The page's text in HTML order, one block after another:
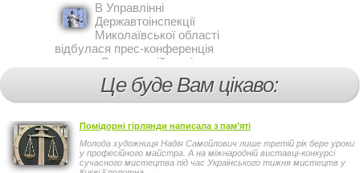
Кривий Ріг провели ...
В Управлінні
Державтоінспекції
Миколаївської області
відбулася прес-конференція
на тему Стан аварійності за
участю, з вини дітей і
пішоходів.Це буде Вам цікаво:
Помідорні гірлянди написала з пам’яті
Молода художниця Надія Самойлович лише третій рік бере уроки
у професійного майстра. А на міжнародній виставці-конкурсі
сучасного мистецтва під час Українського тижня мистецтв у